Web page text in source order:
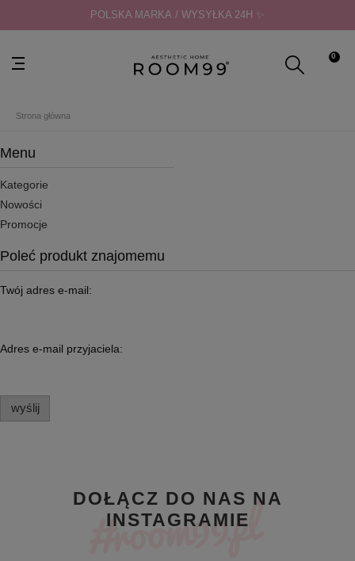
POLSKA MARKA / WYSYŁKA 24H ✨
0
Strona główna
Menu
Kategorie
Nowości
Promocje
Poleć produkt znajomemu
Twój adres e-mail:
Adres e-mail przyjaciela:
wyślij
DOŁĄCZ DO NAS NA
INSTAGRAMIE